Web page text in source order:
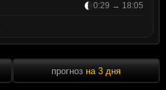
0:29 → 18:05
прогноз на 3 дня